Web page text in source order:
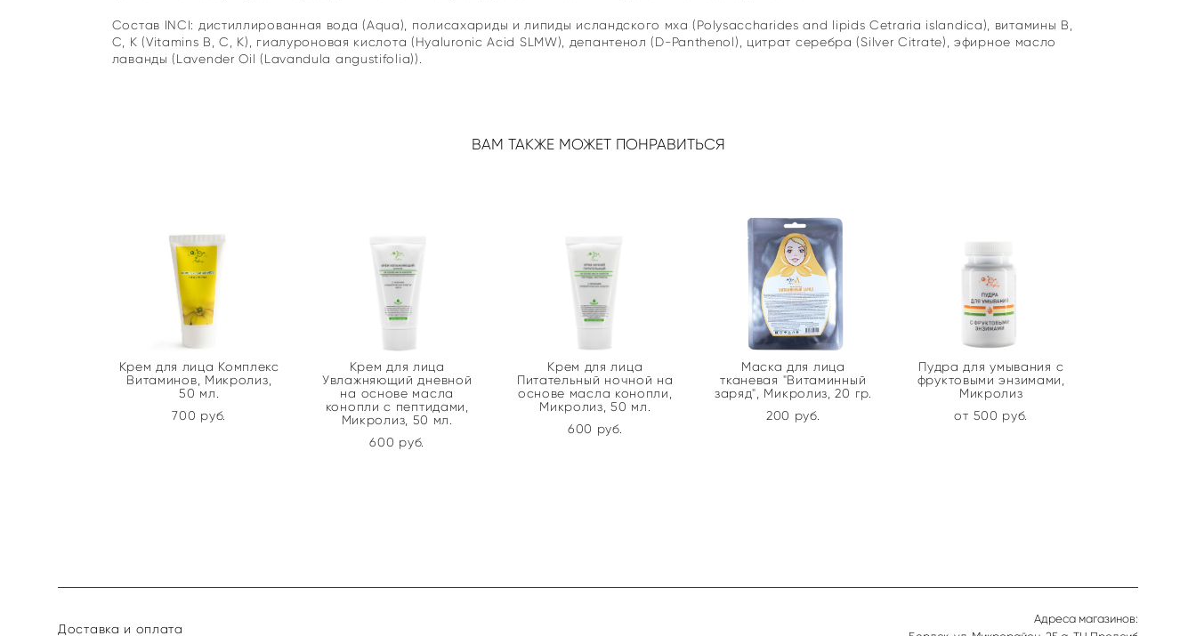
Состав INCI: дистиллированная вода (Aqua), полисахариды и липиды исландского мха (Polysaccharides and lipids Cetraria islandica), витамины B,
C, K (Vitamins B, C, K), гиалуроновая кислота (Hyaluronic Acid SLMW), депантенол (D-Panthenol), цитрат серебра (Silver Citrate), эфирное масло
лаванды (Lavender Oil (Lavandula angustifolia)).
ВАМ ТАКЖЕ МОЖЕТ ПОНРАВИТЬСЯ
Крем для лица Комплекс
Витаминов, Микролиз,
50 мл.
700 pуб.
Крем для лица
Увлажняющий дневной
на основе масла
конопли с пептидами,
Микролиз, 50 мл.
600 pуб.
Крем для лица
Питательный ночной на
основе масла конопли,
Микролиз, 50 мл.
600 pуб.
Маска для лица
тканевая "Витаминный
заряд", Микролиз, 20 гр.
200 pуб.
Пудра для умывания с
фруктовыми энзимами,
Микролиз
от 500 pуб.
Доставка и оплата
Адреса магазинов: